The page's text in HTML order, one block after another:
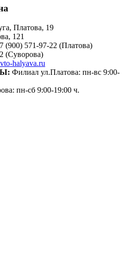
Платова, 19
121
(900) 571-97-22 (Платова)
(Суворова)
halyava.ru
Филиал ул.Платова: пн-вс 9:00-
пн-сб 9:00-19:00 ч.